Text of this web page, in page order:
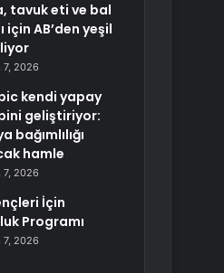
tavuk eti ve bal
için AB’den yeşil
7, 2026
kendi yapay
geliştiriyor:
bağımlılığı
hamle
7, 2026
İçin
Programı
7, 2026